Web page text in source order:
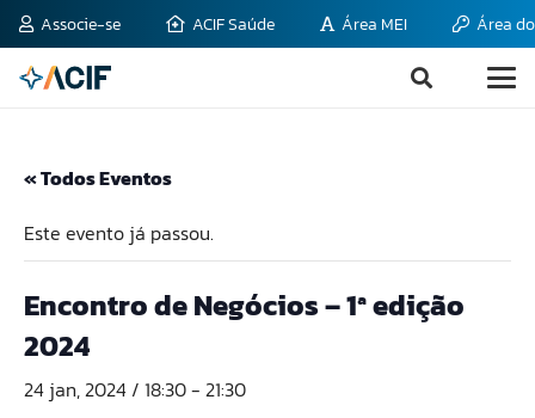
Associe-se ACIF Saúde Área MEI Área
« Todos Eventos
Este evento já passou.
Encontro de Negócios – 1ª edição
2024
24 jan, 2024 / 18:30- 21:30